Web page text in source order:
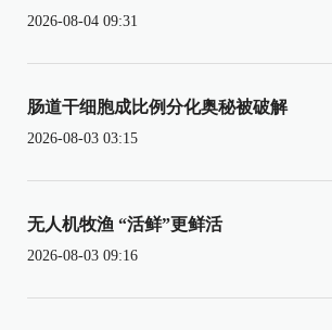
2026-08-04 09:31
肠道干细胞成比例分化奥秘被破解
2026-08-03 03:15
无人机牧渔 “活鲜”更鲜活
2026-08-03 09:16